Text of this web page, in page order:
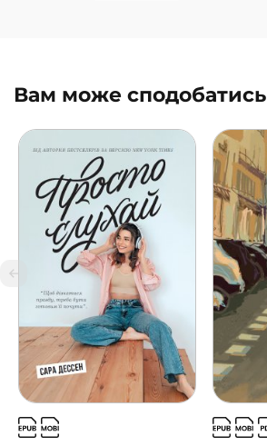
Вам може сподобатись